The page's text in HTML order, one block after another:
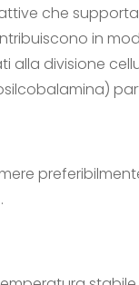
che
in
divisione